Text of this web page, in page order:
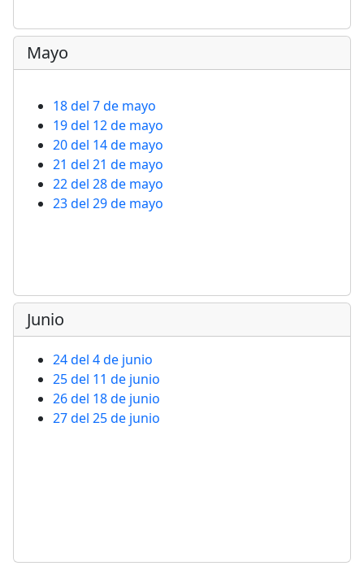
Mayo
18 del 7 de mayo
19 del 12 de mayo
20 del 14 de mayo
21 del 21 de mayo
22 del 28 de mayo
23 del 29 de mayo
Junio
24 del 4 de junio
25 del 11 de junio
26 del 18 de junio
27 del 25 de junio